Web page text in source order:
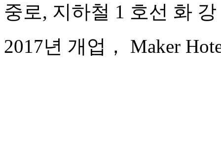
중로, 지하철 1 호선 화
2017년 개업， Maker